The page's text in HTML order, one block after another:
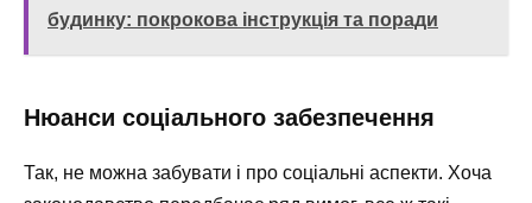
будинку: покрокова інструкція та поради
Нюанси соціального забезпечення
Так, не можна забувати і про соціальні аспекти. Хоча